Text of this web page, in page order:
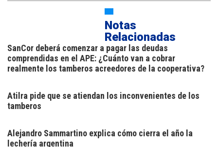
Notas
Relacionadas
SanCor deberá comenzar a pagar las deudas
comprendidas en el APE: ¿Cuánto van a cobrar
realmente los tamberos acreedores de la cooperativa?
Atilra pide que se atiendan los inconvenientes de los
tamberos
Alejandro Sammartino explica cómo cierra el año la
lechería argentina